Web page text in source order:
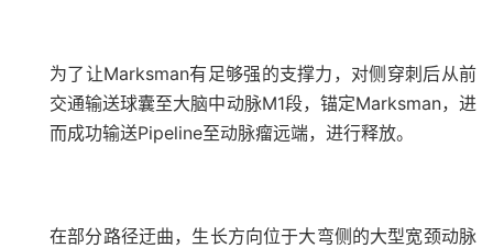
为了让Marksman有足够强的支撑力，对侧穿刺后从前
交通输送球囊至大脑中动脉M1段，锚定Marksman，进
而成功输送Pipeline至动脉瘤远端，进行释放。
在部分路径迂曲，生长方向位于大弯侧的大型宽颈动脉